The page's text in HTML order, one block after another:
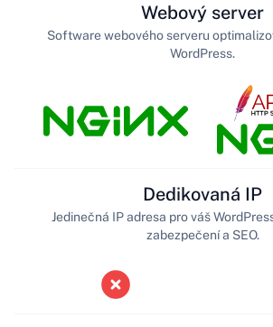
Webový server
Software webového serveru
WordPress.
Dedikovaná IP
Jedinečná IP adresa pro váš
zabezpečení a SEO.